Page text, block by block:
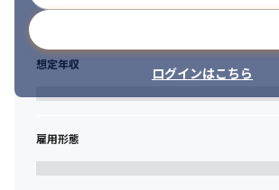
ログインはこちら
想定年収
雇用形態